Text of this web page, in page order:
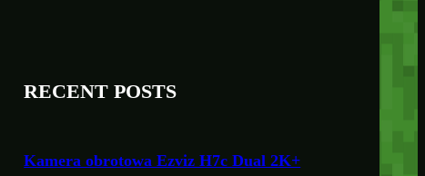
RECENT POSTS
Kamera obrotowa Ezviz H7c Dual 2K+